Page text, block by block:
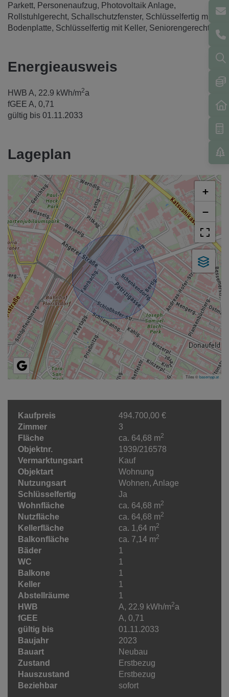
Parkett Personenaufzug
Photovoltaik Anlage
Rollstuhlgerecht Schallschutzfenster Schlüsselfertig mit
Bodenplatte Schlüsselfertig mit Keller Seniorengerecht
Energieausweis
HWB A, 22.9 kWh/m2a
fGEE A, 0,71
gültig bis 01.11.2033
Lageplan
+
−
Tiles ©basemap.at
Kaufpreis
494.700,00 €
Zimmer
3
Fläche
ca. 64,68 m2
Objektnr.
1939/216578
Vermarktungsart
Kauf
Objektart
Wohnung
Nutzungsart
Wohnen Anlage
Schlüsselfertig
Ja
Wohnfläche
ca. 64,68 m2
Nutzfläche ca. 64,68 m2
Kellerfläche ca. 1,64 m2
Balkonfläche ca. 7,14 m2
Bäder
1
WC
1
Balkone
1
Keller
1
Abstellräume
1
HWB
A, 22.9 kWh/m2a
fGEE
A, 0,71
gültig bis
01.11.2033
Baujahr
2023
Bauart
Neubau
Zustand
Erstbezug
Hauszustand
Erstbezug
Beziehbar
sofort